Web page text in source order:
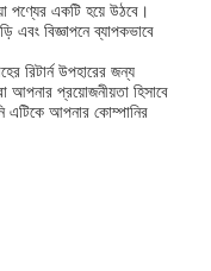
পণ্যের একটি হয়ে উঠবে।
এবং বিজ্ঞাপনে ব্যাপকভাবে
রিটার্ন উপহারের জন্য
আপনার প্রয়োজনীয়তা হিসাবে
এটিকে আপনার কোম্পানির